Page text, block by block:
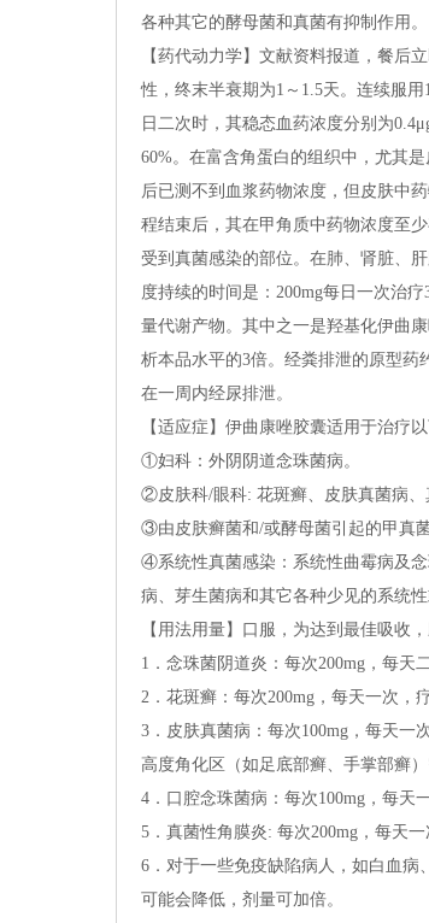
各种其它的酵母菌和真菌有抑制作用。
【药代动力学】文献资料报道，餐后
性，终末半衰期为1～1.5天。连续服
日二次时，其稳态血药浓度分别为
60%。在富含角蛋白的组织中，尤其
后已测不到血浆药物浓度，但皮肤中
程结束后，其在甲角质中药物浓度至
受到真菌感染的部位。在肺、肾脏、
度持续的时间是：200mg每日一次治
量代谢产物。其中之一是羟基化伊曲
析本品水平的3倍。经粪排泄的原型药
在一周内经尿排泄。
【适应症】伊曲康唑胶囊适用于治疗以
①妇科：外阴阴道念珠菌病。
②皮肤科/眼科:花斑癣、皮肤真菌病、
③由皮肤癣菌和/或酵母菌引起的甲真菌
④系统性真菌感染：系统性曲霉病及
病、芽生菌病和其它各种少见的系统性
【用法用量】口服，为达到最佳吸收
1．念珠菌阴道炎：每次200mg，每天
2．花斑癣：每次200mg，每天一次，
3．皮肤真菌病：每次100mg，每天一
高度角化区（如足底部癣、手掌部癣
4．口腔念珠菌病：每次100mg，每天
5．真菌性角膜炎:每次200mg，每天一
6．对于一些免疫缺陷病人，如白血
可能会降低，剂量可加倍。